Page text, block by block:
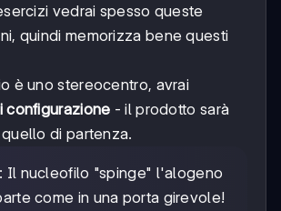
vedrai spesso queste
quindi memorizza bene questi
è uno stereocentro, avrai
configurazione - il prodotto sarà
di partenza.
: Il nucleofilo "spinge" l'alogeno
come in una porta girevole!